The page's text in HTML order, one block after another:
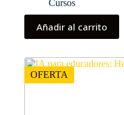
era:
$150,00.
es:
$95,00.
Cursos
Añadir al carrito
OFERTA